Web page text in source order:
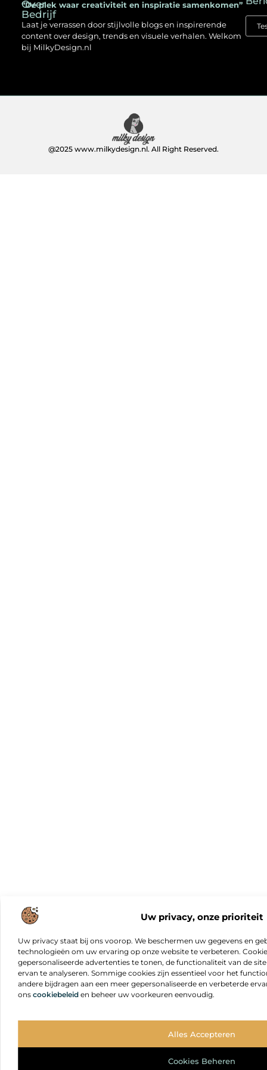
Uw privacy, onze prioriteit
Uw privacy staat bij ons voorop. We beschermen uw gegevens en
technologieën om uw ervaring op onze website te verbeteren.
gepersonaliseerde advertenties te tonen, de functionaliteit van de
ervan te analyseren. Sommige cookies zijn essentieel voor het
andere bijdragen aan een meer gepersonaliseerde en verbeterde
ons cookiebeleid en beheer uw voorkeuren eenvoudig.
Alles Accepteren
Cookies Beheren
Over
Bedrijf
“De plek waar creativiteit en inspiratie samenkomen”
Laat je verrassen door stijlvolle blogs en inspirerende
content over design, trends en visuele verhalen. Welkom
bij MilkyDesign.nl
@2025 www.milkydesign.nl. All Right Reserved.